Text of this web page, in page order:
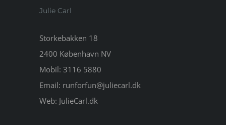
Julie Carl
Storkebakken 18
2400 København NV
Mobil: 3116 5880
Email: runforfun@juliecarl.dk
Web: JulieCarl.dk